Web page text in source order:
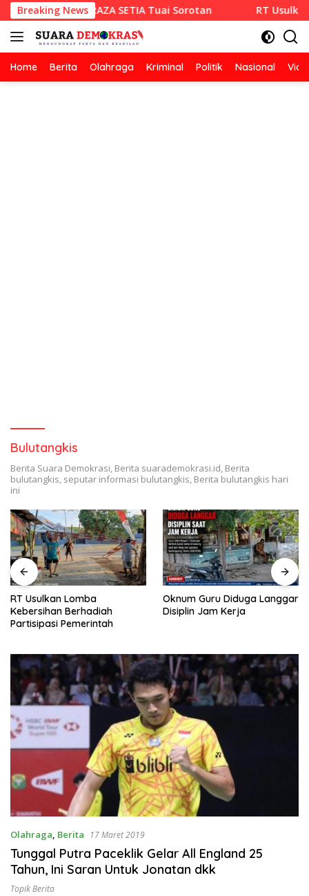
Langsung
ke
konten
Breaking News
Hotmix CV RAZA SETIA Tuai Sorotan RT Usulkan
Home Berita Olahraga Kriminal Politik Nasional
Bulutangkis
Berita Suara Demokrasi, Berita suarademokrasi.id, Berita
bulutangkis, seputar informasi bulutangkis, Berita bulutangkis hari
ini
RT Usulkan Lomba
Kebersihan Berhadiah
Partisipasi Pemerintah
Oknum Guru Diduga Langgar
Disiplin Jam Kerja
Olahraga, Berita 17 Maret 2019
Tunggal Putra Paceklik Gelar All England 25
Tahun, Ini Saran Untuk Jonatan dkk
Topik Berita